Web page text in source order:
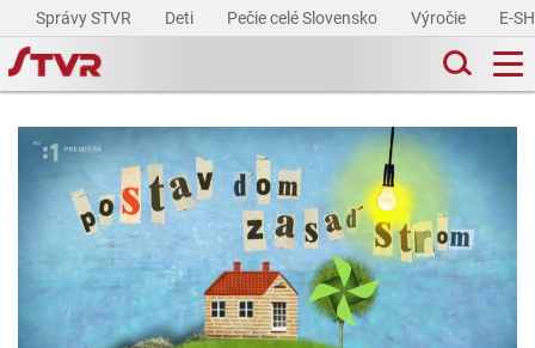
Správy STVR Deti Pečie celé Slovensko Výročie E-